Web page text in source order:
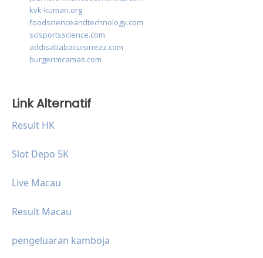
kvk-kumari.org
foodscienceandtechnology.com
scisportsscience.com
addisababacuisineaz.com
burgerimcamas.com
Link Alternatif
Result HK
Slot Depo 5K
Live Macau
Result Macau
pengeluaran kamboja